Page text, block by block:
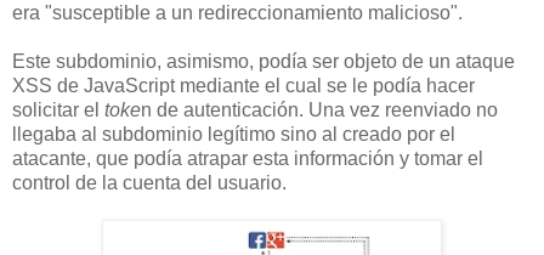
era "susceptible a un redireccionamiento malicioso".
Este subdominio, asimismo, podía ser objeto de un ataque
XSS de JavaScript mediante el cual se le podía hacer
solicitar el token de autenticación. Una vez reenviado no
llegaba al subdominio legítimo sino al creado por el
atacante, que podía atrapar esta información y tomar el
control de la cuenta del usuario.